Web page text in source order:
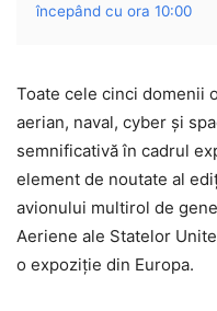
începând cu ora 10:00
Toate cele cinci domenii
aerian, naval, cyber și
semnificativă în cadrul
element de noutate al
avionului multirol de
Aeriene ale Statelor
o expoziție din Europa.